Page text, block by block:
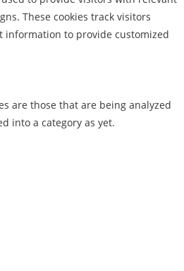
These cookies track visitors
information to provide customized
are those that are being analyzed
into a category as yet.